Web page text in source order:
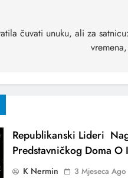
čuvati unuku, ali za
Republikanski Lideri
Predstavničkog Doma O
K Nermin 3 Mjeseca Ago